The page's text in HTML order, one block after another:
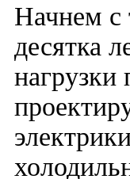
Начнем с
десятка
нагрузки